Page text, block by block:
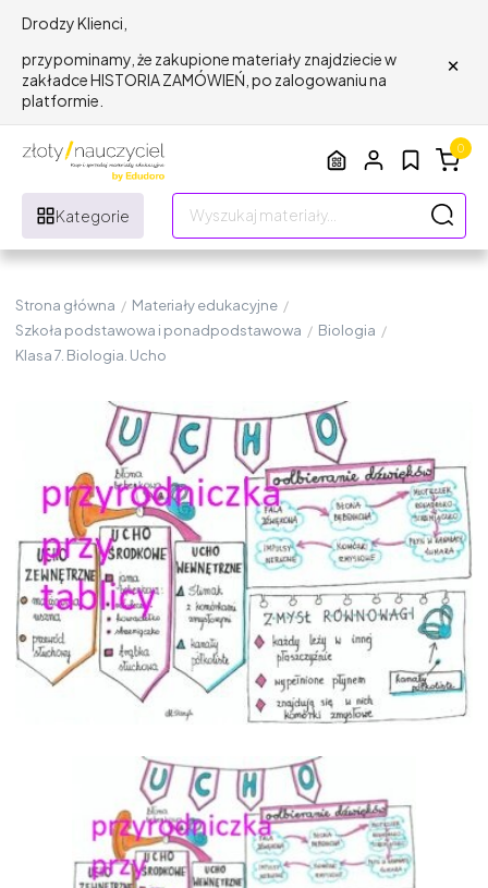
Drodzy Klienci,
przypominamy, że zakupione materiały znajdziecie w
zakładce HISTORIA ZAMÓWIEŃ, po zalogowaniu na
platformie.
×
Kategorie
0
Strona główna / Materiały edukacyjne /
Szkoła podstawowa i ponadpodstawowa / Biologia /
Klasa 7. Biologia. Ucho